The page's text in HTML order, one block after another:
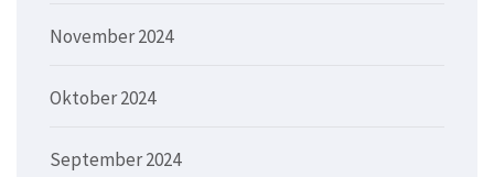
November 2024
Oktober 2024
September 2024